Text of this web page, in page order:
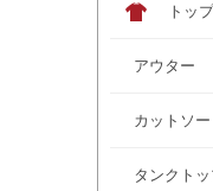
トッ
アウター
カットソー
タンクト